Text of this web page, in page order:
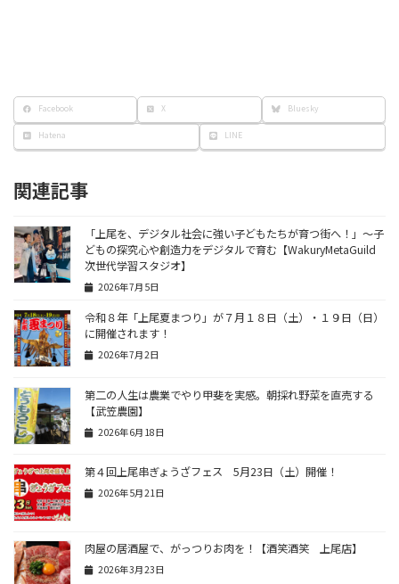
Facebook X Bluesky
Hatena LINE
関連記事
「上尾を、デジタル社会に強い子どもたちが育つ街へ！」〜子
どもの探究心や創造力をデジタルで育む【WakuryMetaGuild
次世代学習スタジオ】
2026年7月5日
令和８年「上尾夏まつり」が７月１８日（土）・１９日（日）
に開催されます！
2026年7月2日
第二の人生は農業でやり甲斐を実感。朝採れ野菜を直売する
【武笠農園】
2026年6月18日
第４回上尾串ぎょうざフェス 5月23日（土）開催！
2026年5月21日
肉屋の居酒屋で、がっつりお肉を！【酒笑酒笑 上尾店】
2026年3月23日